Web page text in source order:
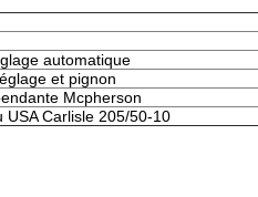
automatique
et pignon
Mcpherson
USA Carlisle 205/50-10